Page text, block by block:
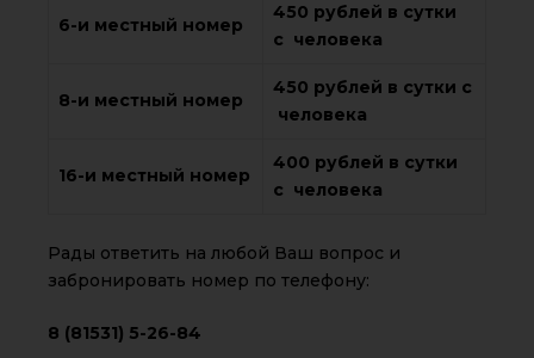
6-и местный номер
450 рублей в сутки
с человека
8-и местный номер
450 рублей в сутки с
человека
16-и местный номер
400 рублей в сутки
с человека
Рады ответить на любой Ваш вопрос и
забронировать номер по телефону:
8 (81531) 5-26-84